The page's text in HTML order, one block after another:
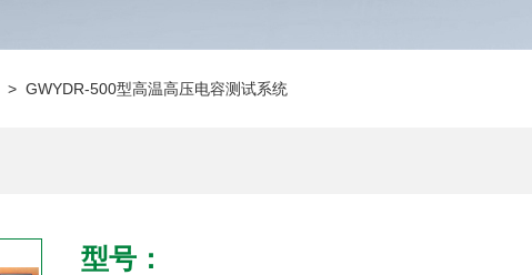
> GWYDR-500型高温高压电容测试系统
型号：